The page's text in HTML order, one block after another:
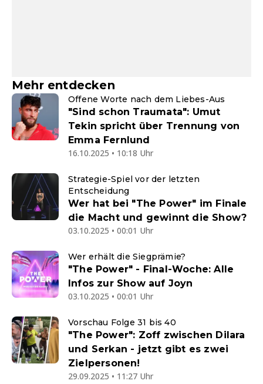
Mehr entdecken
Offene Worte nach dem Liebes-Aus
"Sind schon Traumata": Umut
Tekin spricht über Trennung von
Emma Fernlund
16.10.2025 • 10:18 Uhr
Strategie-Spiel vor der letzten
Entscheidung
Wer hat bei "The Power" im Finale
die Macht und gewinnt die Show?
03.10.2025 • 00:01 Uhr
Wer erhält die Siegprämie?
"The Power" - Final-Woche: Alle
Infos zur Show auf Joyn
03.10.2025 • 00:01 Uhr
Vorschau Folge 31 bis 40
"The Power": Zoff zwischen Dilara
und Serkan - jetzt gibt es zwei
Zielpersonen!
29.09.2025 • 11:27 Uhr